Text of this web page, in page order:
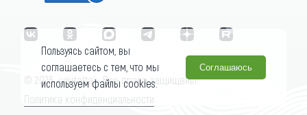
© 2026 «visitaltai» Все права защищены.
Политика конфиденциальности
Пользуясь сайтом, вы
соглашаетесь с тем, что мы
используем файлы cookies.
Соглашаюсь